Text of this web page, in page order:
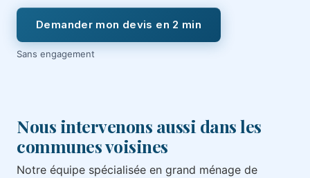
Demander mon devis en 2 min
Sans engagement
Nous intervenons aussi dans les
communes voisines
Notre équipe spécialisée en grand ménage de